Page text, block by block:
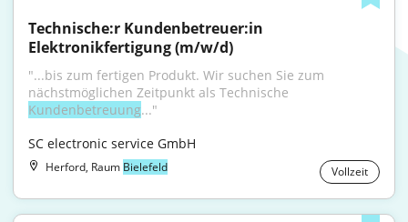
Technische:r Kundenbetreuer:in
Elektronikfertigung (m/w/d)
"...bis zum fertigen Produkt. Wir suchen Sie zum
Kundenbetreuung..."
SC electronic service GmbH
Herford, Raum Bielefeld Vollzeit